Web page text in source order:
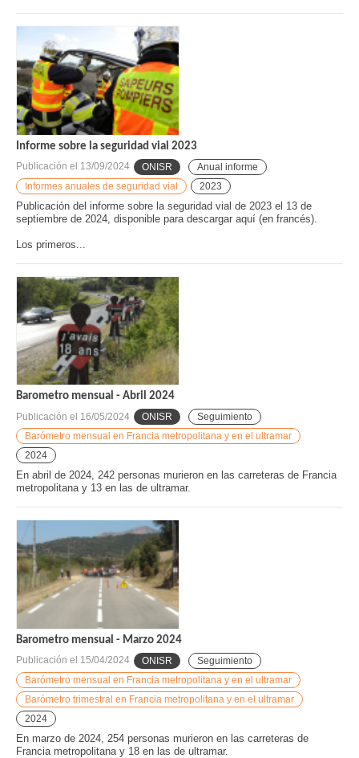
Informe sobre la seguridad vial 2023
Publicación el 13/09/2024 ONISR
Anual informe
Informes anuales de seguridad vial
2023
Publicación del informe sobre la seguridad vial de 2023 el 13 de
septiembre de 2024, disponible para descargar aquí (en francés).
Los primeros...
Barometro mensual - Abril 2024
Publicación el 16/05/2024 ONISR
Seguimiento
Barómetro mensual en Francia metropolitana y en el ultramar
2024
En abril de 2024, 242 personas murieron en las carreteras de Francia
metropolitana y 13 en las de ultramar.
Barometro mensual - Marzo 2024
Publicación el 15/04/2024 ONISR
Seguimiento
Barómetro mensual en Francia metropolitana y en el ultramar
Barómetro trimestral en Francia metropolitana y en el ultramar
2024
En marzo de 2024, 254 personas murieron en las carreteras de
Francia metropolitana y 18 en las de ultramar.